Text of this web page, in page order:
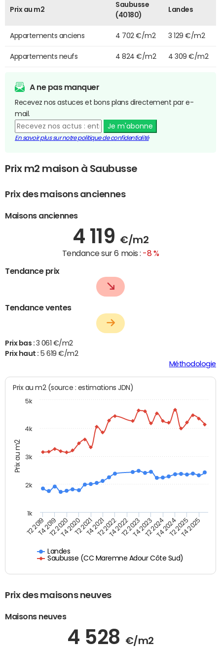
Prix au m2
Saubusse
(40180)
Landes
Appartements anciens 4 702 €/m2 3 129 €/m2
Appartements neufs 4 824 €/m2 4 309 €/m2
A ne pas manquer
Recevez nos astuces et bons plans directement par e-
mail.
Je m'abonne
En savoir plus sur notre politique de confidentialité
Prix m2 maison à Saubusse
Prix des maisons anciennes
Maisons anciennes
4 119 €/m2
Tendance sur 6 mois : -8 %
Tendance prix
Tendance ventes
Prix bas : 3 061 €/m2
Prix haut : 5 619 €/m2
Méthodologie
Prix au m2
Prix au m2 (source : estimations JDN)
Landes
Saubusse (CC Maremne Adour Côte Sud)
T2 2019T4 2019T2 2020T4 2020T2 2021T4 2021T2 2022T4 2022T2 2023T4 2023T2 2024T4 2024T2 2025T4 2025
1k
2k
3k
4k
5k
Prix des maisons neuves
Maisons neuves
4 528 €/m2